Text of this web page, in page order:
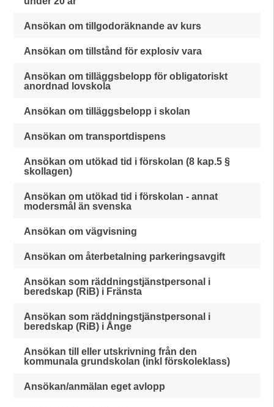
Ansökan om tillgodoräknande av kurs
Ansökan om tillstånd för explosiv vara
Ansökan om tilläggsbelopp för obligatoriskt
anordnad lovskola
Ansökan om tilläggsbelopp i skolan
Ansökan om transportdispens
Ansökan om utökad tid i förskolan (8 kap.5 §
skollagen)
Ansökan om utökad tid i förskolan - annat
modersmål än svenska
Ansökan om vägvisning
Ansökan om återbetalning parkeringsavgift
Ansökan som räddningstjänstpersonal i
beredskap (RiB) i Fränsta
Ansökan som räddningstjänstpersonal i
beredskap (RiB) i Ånge
Ansökan till eller utskrivning från den
kommunala grundskolan (inkl förskoleklass)
Ansökan/anmälan eget avlopp